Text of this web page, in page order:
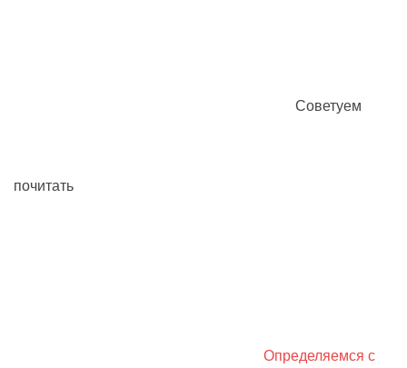
Советуем
почитать
Определяемся с